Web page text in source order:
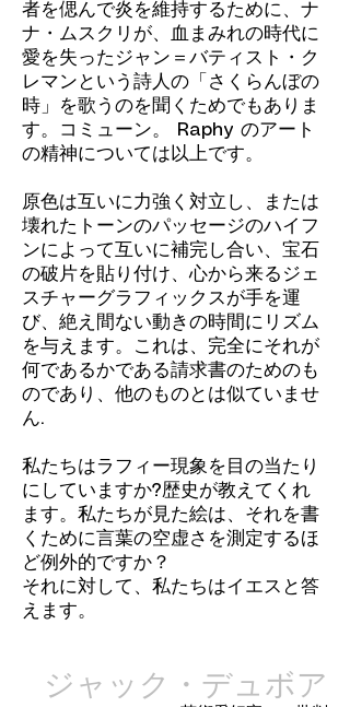
者を偲んで炎を維持するために、ナ
ナ・ムスクリが、血まみれの時代に
愛を失ったジャン＝バティスト・ク
レマンという詩人の「さくらんぼの
時」を歌うのを聞くためでもありま
す。コミューン。 Raphy のアート
の精神については以上です。
原色は互いに力強く対立し、または
壊れたトーンのパッセージのハイフ
ンによって互いに補完し合い、宝石
の破片を貼り付け、心から来るジェ
スチャーグラフィックスが手を運
び、絶え間ない動きの時間にリズム
を与えます。これは、完全にそれが
何であるかである請求書のためのも
のであり、他のものとは似ていませ
ん.
私たちはラフィー現象を目の当たり
にしていますか?歴史が教えてくれ
ます。私たちが見た絵は、それを書
くために言葉の空虚さを測定するほ
ど例外的ですか？
それに対して、私たちはイエスと答
えます。
ジャック・デュボア